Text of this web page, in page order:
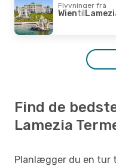
Flyvninger fra
Wientil
Find de
Lamezia
Planlægger du en tur